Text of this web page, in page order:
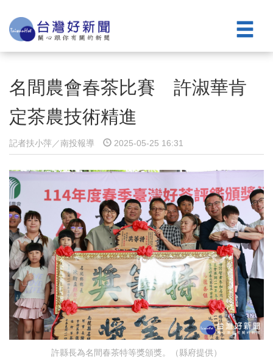
名間農會春茶比賽 許淑華肯
定茶農技術精進
記者扶小萍／南投報導 2025-05-25 16:31
許縣長為名間春茶特等獎頒獎。（縣府提供）